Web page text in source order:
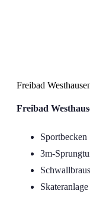
Freibad
Freibad
Sportbecken
3m-